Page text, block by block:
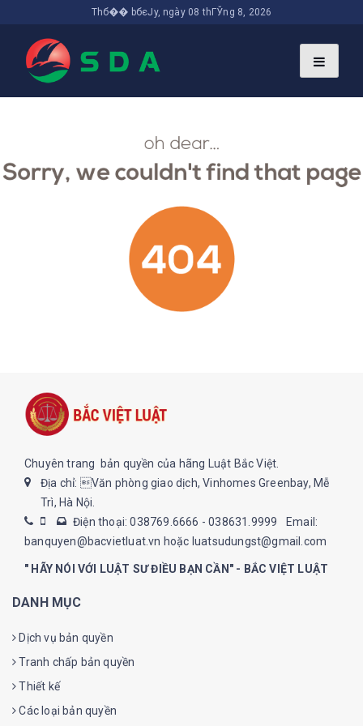
Thб�� bбєЈy, ngày 08 thГЎng 8, 2026
Chuyên trang bản quyền của hãng Luật Bắc Việt.
Địa chỉ: Văn phòng giao dịch, Vinhomes Greenbay, Mễ
Trì, Hà Nội.
Điện thoại: 038769.6666 - 038631.9999
Email:
banquyen@bacvietluat.vn hoặc luatsudungst@gmail.com
" HÃY NÓI VỚI LUẬT SƯ ĐIỀU BẠN CẦN" - BẮC VIỆT LUẬT
DANH MỤC
Dịch vụ bản quyền
Tranh chấp bản quyền
Thiết kế
Các loại bản quyền